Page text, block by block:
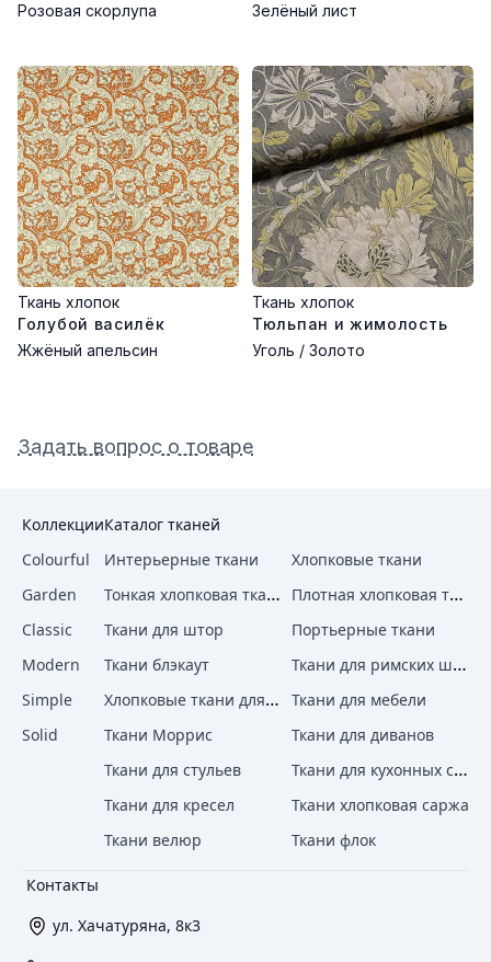
Розовая скорлупа
Зелёный лист
Ткань хлопок
Голубой василёк
Жжёный апельсин
Ткань хлопок
Тюльпан и жимолость
Уголь / Золото
Задать вопрос о товаре
Контакты
ул. Хачатуряна, 8к3
Коллекции
Colourful
Garden
Classic
Modern
Simple
Solid
Каталог тканей
Интерьерные ткани
Хлопковые ткани
Тонкая хлопковая ткань Плотная хлопковая ткань
Ткани для штор
Портьерные ткани
Ткани блэкаут
Ткани для римских штор
Хлопковые ткани для штор
Ткани для мебели
Ткани Моррис
Ткани для диванов
Ткани для стульев
Ткани для кухонных стульев
Ткани для кресел
Ткани хлопковая саржа
Ткани велюр
Ткани флок